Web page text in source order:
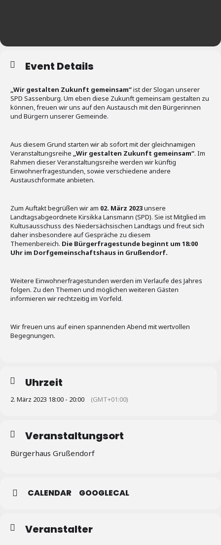
Event Details
„Wir gestalten Zukunft gemeinsam“ist der Slogan unserer
SPD Sassenburg. Um eben diese Zukunft gemeinsam gestalten zu
können, freuen wir uns auf den Austausch mit den Bürgerinnen
und Bürgern unserer Gemeinde.
Aus diesem Grund starten wir ab sofort mit der gleichnamigen
Veranstaltungsreihe „Wir gestalten Zukunft gemeinsam“. Im
Rahmen dieser Veranstaltungsreihe werden wir künftig
Einwohnerfragestunden, sowie verschiedene andere
Austauschformate anbieten.
Zum Auftakt begrüßen wir am 02. März 2023unsere
Landtagsabgeordnete Kirsikka Lansmann (SPD). Sie ist Mitglied im
Kultusausschuss des Niedersächsischen Landtags und freut sich
daher insbesondere auf Gespräche zu diesem
Themenbereich. Die Bürgerfragestunde beginnt um 18:00
Uhr im Dorfgemeinschaftshaus in Grußendorf.
Weitere Einwohnerfragestunden werden im Verlaufe des Jahres
folgen. Zu den Themen und möglichen weiteren Gästen
informieren wir rechtzeitig im Vorfeld.
Wir freuen uns auf einen spannenden Abend mit wertvollen
Begegnungen.
Uhrzeit
2. März 2023 18:00 - 20:00 (GMT+01:00)
Veranstaltungsort
Bürgerhaus Grußendorf
CALENDAR GOOGLECAL
Veranstalter